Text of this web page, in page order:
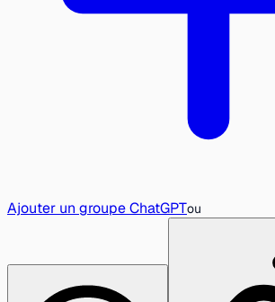
Ajouter un groupe ChatGPTou